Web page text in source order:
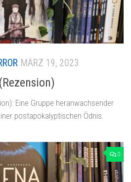
MÄRZ 19, 2023
Eine Gruppe heranwachsender
postapokalyptischen Ödnis.
0